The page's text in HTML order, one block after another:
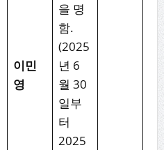
이민
영
을 명
함.
(2025
년 6
월 30
일부
터
2025